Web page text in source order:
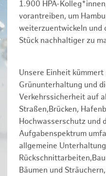
1.900 HPA-
vorantreiben, um
weiterzuentwickeln und
Stück nachhaltiger zu
Unsere Einheit
Grünunterhaltung und
Verkehrssicherheit auf
Straßen,Brücken,
Hochwasserschutz und
Aufgabenspektrum
allgemeine
Bäumen und